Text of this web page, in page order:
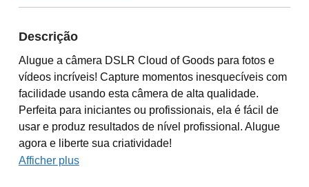
Descrição
Alugue a câmera DSLR Cloud of Goods para fotos e
vídeos incríveis! Capture momentos inesquecíveis com
facilidade usando esta câmera de alta qualidade.
Perfeita para iniciantes ou profissionais, ela é fácil de
usar e produz resultados de nível profissional. Alugue
agora e liberte sua criatividade!
Afficher plus